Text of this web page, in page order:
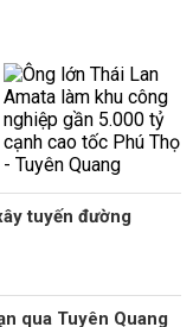
tuyến đường
qua Tuyên Quang